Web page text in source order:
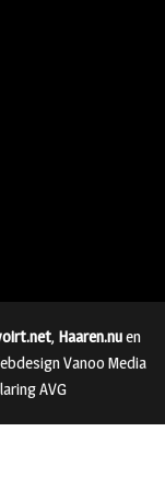
, Haaren.nuen
Vanoo Media
AVG